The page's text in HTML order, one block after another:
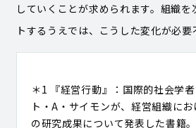
していくことが求められます。組織
トするうえでは、こうした変化が必要
＊1 『経営行動』：国際的社会学
ト・A・サイモンが、経営組織に
の研究成果について発表した書籍